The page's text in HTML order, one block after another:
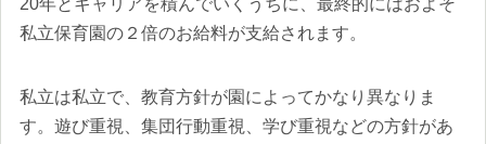
20年とキャリアを積んでいくうちに、最終的にはおよそ
私立保育園の２倍のお給料が支給されます。
私立は私立で、教育方針が園によってかなり異なりま
す。遊び重視、集団行動重視、学び重視などの方針があ